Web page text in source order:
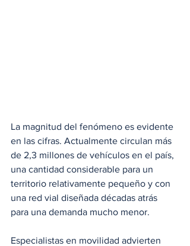
La magnitud del fenómeno es evidente
en las cifras. Actualmente circulan más
de 2,3 millones de vehículos en el país,
una cantidad considerable para un
territorio relativamente pequeño y con
una red vial diseñada décadas atrás
para una demanda mucho menor.
Especialistas en movilidad advierten